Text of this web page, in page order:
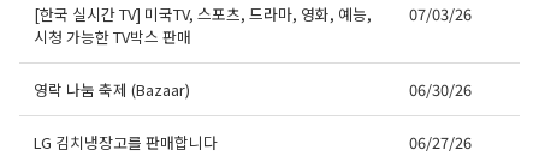
[한국 실시간 TV] 미국TV, 스포츠, 드라마, 영화, 예능,
시청 가능한 TV박스 판매
07/03/26
영락 나눔 축제 (Bazaar) 06/30/26
LG 김치냉장고를 판매합니다 06/27/26